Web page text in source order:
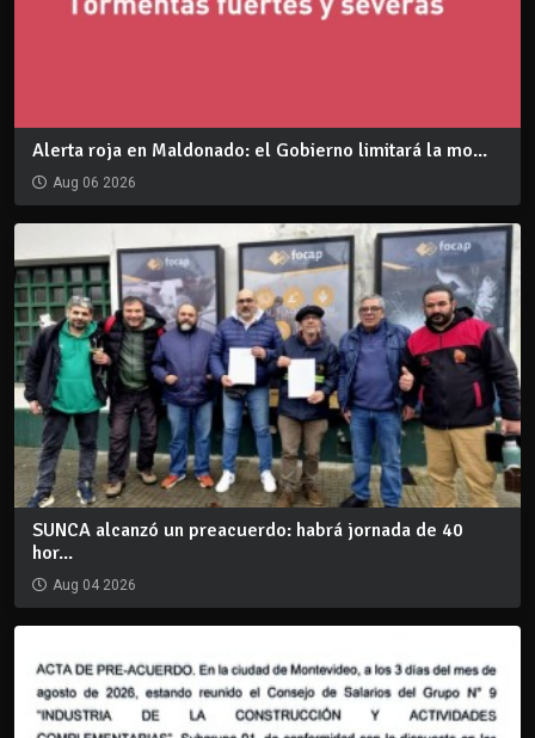
Alerta roja en Maldonado: el Gobierno limitará la mo...
Aug 06 2026
SUNCA alcanzó un preacuerdo: habrá jornada de 40
hor...
Aug 04 2026